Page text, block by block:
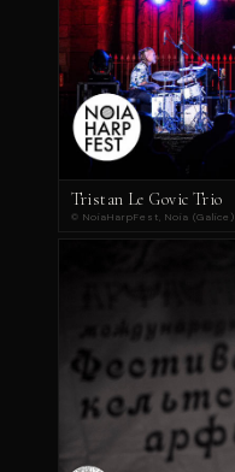
Tristan Le Govic Trio
© NoiaHarpFest, Noia (Galice)